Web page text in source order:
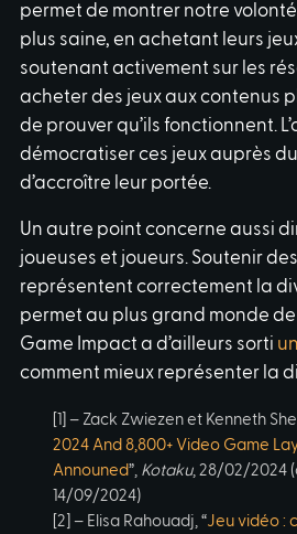
permet de montrer notre
plus saine, en achetant leurs
soutenant activement sur les
acheter des jeux aux contenus
de prouver qu’ils fonctionnent.
démocratiser ces jeux auprès
d’accroître leur portée.
Un autre point concerne aussi
joueuses et joueurs. Soutenir
représentent correctement la
permet au plus grand monde de
Game Impact a d’ailleurs sorti
comment mieux représenter la
[1] – Zack Zwiezen et Kenneth
2024 And 8,800+ Video Game
Announed”, Kotaku, 28/02/2024
14/09/2024)
[2] – Elisa Rahouadj, “Jeu vidéo :